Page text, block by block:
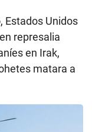
Estados Unidos
represalia
en Irak,
matara a